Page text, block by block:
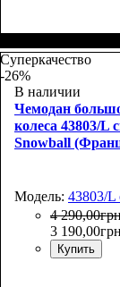
55х35х20
Суперкачество
-26%
В наличии
Чемодан
колеса 43803/L
Snowball
Модель: 43803/L
4 290,00
3 190,00
Купить